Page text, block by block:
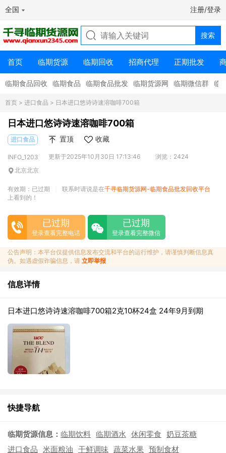
全国 注册/登录
首页 临期货源 临期回收 招商代理 正期批发
临期食品回收 临期食品 临期食品批发 临期货源网 临期微信群 临
首页 > 进口食品 > 日本进口悠诗诗速溶咖啡700箱
日本进口悠诗诗速溶咖啡700箱
进口食品 置顶 收藏
INFO_1203 更新于2025年10月30日 17:13:46
浏览：2424
北京北京
有效期：已过期 联系时请说是在千寻临期货源网-临期食品批发回收平台
上看到的！
已过期
登录查看完整电话
已过期
登录查看完整微信
公告声明：本平台仅提供信息发布交流和平台的运行维护，请谨慎判断信息真
伪。如遇虚假诈骗信息，请 立即举报
信息详情
日本进口悠诗诗速溶咖啡700箱2克10杯24盒 24年9月到期
快捷导航
临期货源信息： 临期饮料 临期酒水 休闲零食 奶豆茶糖
进口食品 米面粮油 干鲜调味 蔬菜水果 预制食材